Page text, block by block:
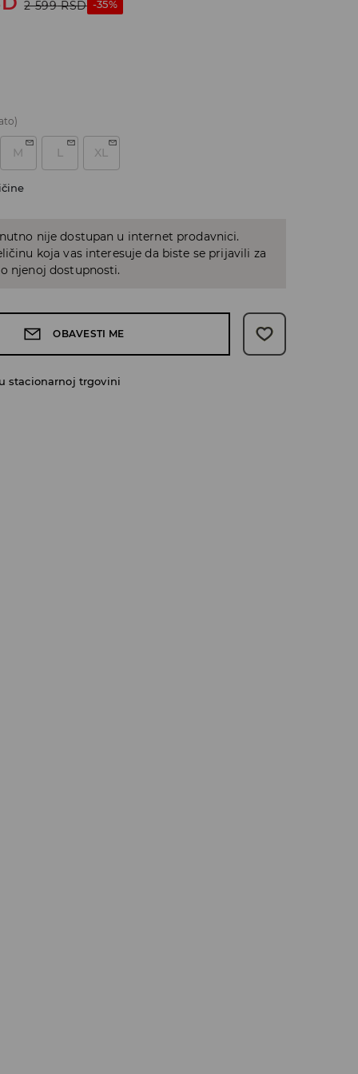
2 599 RSD -35%
M L XL
nije dostupan u internet prodavnici.
koja vas interesuje da biste se prijavili za
njenoj dostupnosti.
OBAVESTI ME
stacionarnoj trgovini